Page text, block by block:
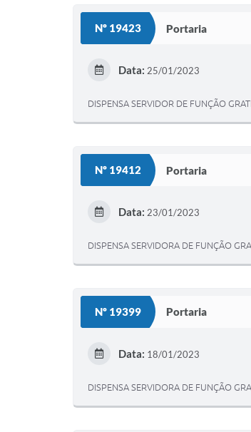
Nº 19423 Portaria
Data: 25/01/2023
DISPENSA SERVIDOR DE FUNÇÃO
Nº 19412 Portaria
Data: 23/01/2023
DISPENSA SERVIDORA DE FUNÇÃO
Nº 19399 Portaria
Data: 18/01/2023
DISPENSA SERVIDORA DE FUNÇÃO